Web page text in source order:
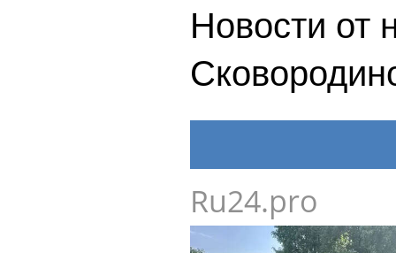
Новости от
Ru24.pro